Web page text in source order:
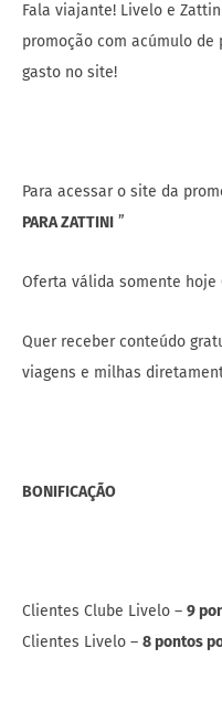
Fala viajante! Livelo e
promoção com acúmulo
gasto no site!
Para acessar o site da
PARA ZATTINI ”
Oferta válida somente hoje
Quer receber conteúdo
viagens e milhas
BONIFICAÇÃO
Clientes Clube Livelo – 9
Clientes Livelo – 8 pontos